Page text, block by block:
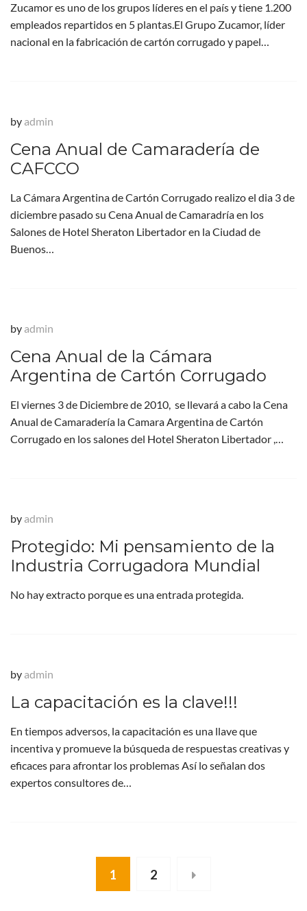
Zucamor es uno de los grupos líderes en el país y tiene 1.200
empleados repartidos en 5 plantas.El Grupo Zucamor, líder
nacional en la fabricación de cartón corrugado y papel…
by admin
Cena Anual de Camaradería de
CAFCCO
La Cámara Argentina de Cartón Corrugado realizo el dia 3 de
diciembre pasado su Cena Anual de Camaradría en los
Salones de Hotel Sheraton Libertador en la Ciudad de
Buenos…
by admin
Cena Anual de la Cámara
Argentina de Cartón Corrugado
El viernes 3 de Diciembre de 2010, se llevará a cabo la Cena
Anual de Camaradería la Camara Argentina de Cartón
Corrugado en los salones del Hotel Sheraton Libertador ,…
by admin
Protegido: Mi pensamiento de la
Industria Corrugadora Mundial
No hay extracto porque es una entrada protegida.
by admin
La capacitación es la clave!!!
En tiempos adversos, la capacitación es una llave que
incentiva y promueve la búsqueda de respuestas creativas y
eficaces para afrontar los problemas Así lo señalan dos
expertos consultores de…
1 2